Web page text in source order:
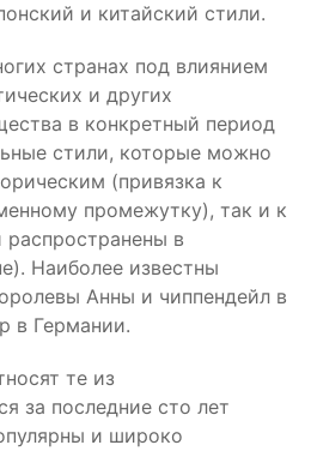
и китайский стили.
странах под влиянием
и других
в конкретный период
стили, которые можно
(привязка к
промежутку), так и к
в
Наиболее известны
Анны и чиппендейл в
в Германии.
те из
за последние сто лет
и широко